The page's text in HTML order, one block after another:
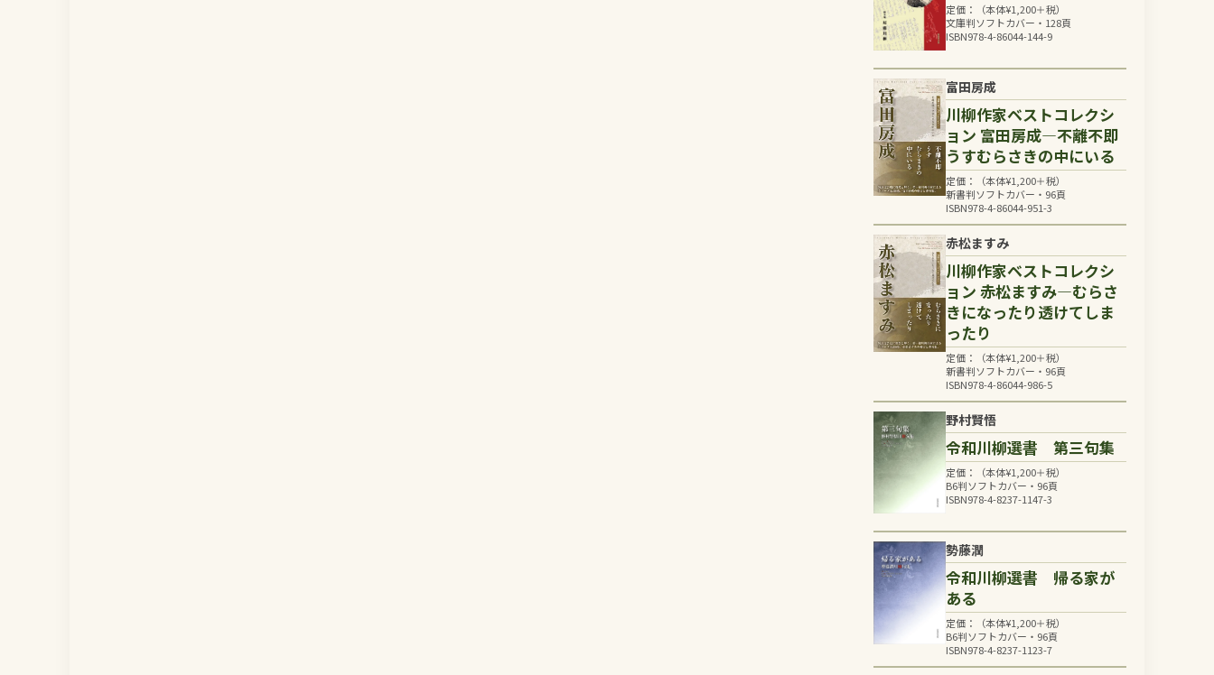
定価：（本体¥1,200＋税）
文庫判ソフトカバー・128頁
ISBN978-4-86044-144-9
富田房成
川柳作家ベストコレクシ
ョン 富田房成―不離不即
うすむらさきの中にいる
定価：（本体¥1,200＋税）
新書判ソフトカバー・96頁
ISBN978-4-86044-951-3
赤松ますみ
川柳作家ベストコレクシ
ョン 赤松ますみ―むらさ
きになったり透けてしま
ったり
定価：（本体¥1,200＋税）
新書判ソフトカバー・96頁
ISBN978-4-86044-986-5
野村賢悟
令和川柳選書 第三句集
定価：（本体¥1,200＋税）
B6判ソフトカバー・96頁
ISBN978-4-8237-1147-3
勢藤潤
令和川柳選書 帰る家が
ある
定価：（本体¥1,200＋税）
B6判ソフトカバー・96頁
ISBN978-4-8237-1123-7